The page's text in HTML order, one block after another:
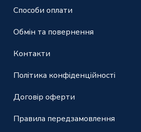
Способи оплати
Обмін та повернення
Контакти
Політика конфіденційності
Договір оферти
Правила передзамовлення